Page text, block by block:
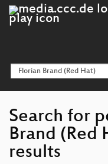
Search for
Brand (Red
results